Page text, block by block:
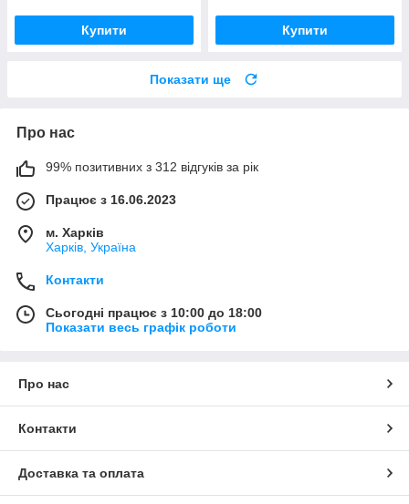
Купити Купити
Показати ще
Про нас
99% позитивних з 312 відгуків за рік
Працює з 16.06.2023
м. Харків
Харків, Україна
Контакти
Сьогодні працює з 10:00 до 18:00
Показати весь графік роботи
Про нас
Контакти
Доставка та оплата